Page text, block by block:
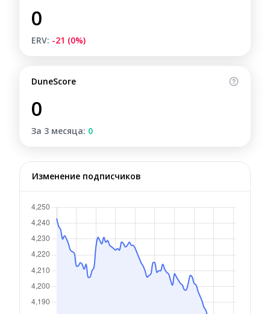
0
ERV: -21 (0%)
DuneScore
0
За 3 месяца: 0
Изменение подписчиков